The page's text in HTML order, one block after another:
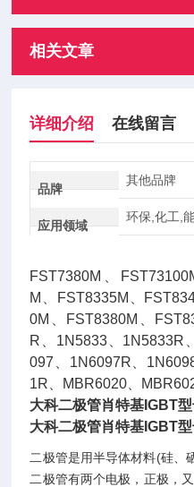
相关文章
详细介绍 在线留言
品牌
其他品牌
应用领域
环保,化工,
FST7380M、
M、FST8335M、
0M、FST8380M、
R、1N5833、1N5833R
097、1N6097R、
1R、MBR6020、
大科二极管肖特基IGBT
大科二极管肖特基IGBT
二极管是用半导体材料(硅、
二极管有两个电极，正极，